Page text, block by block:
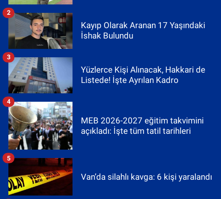
Kayıp Olarak Aranan 17 Yaşındaki
İshak Bulundu
2
Yüzlerce Kişi Alınacak, Hakkari de
Listede! İşte Ayrılan Kadro
3
MEB 2026-2027 eğitim takvimini
açıkladı: İşte tüm tatil tarihleri
4
Van’da silahlı kavga: 6 kişi yaralandı
5